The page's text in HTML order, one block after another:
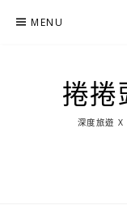
MENU
捲
深度旅遊